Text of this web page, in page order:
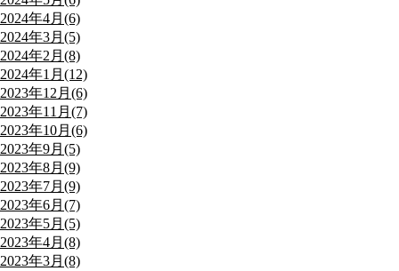
2024年4月(6)
2024年3月(5)
2024年2月(8)
2024年1月(12)
2023年12月(6)
2023年11月(7)
2023年10月(6)
2023年9月(5)
2023年8月(9)
2023年7月(9)
2023年6月(7)
2023年5月(5)
2023年4月(8)
2023年3月(8)